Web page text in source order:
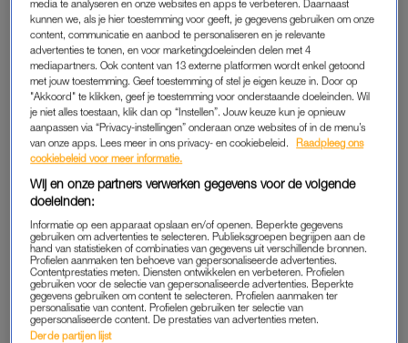
Edward, Anne en Ben om met hun levens die van de een op
de andere dag veranderen?
Vanaf donderdag 25 september te zien op Netflix.
THE MORNING SHOW | APPLE TV+
Pas de privacy manager instellingen aan om dit
Jennifer Aniston en Reese Witherspoon zijn terug met hun
soapy,maar ook scherpe en actuele drama rondom de
fictieve Amerikaanse omroep UBN. In het vierde seizoen keert
media te analyseren en onze websites en apps te verbeteren. Daarnaast
kunnen we, als je hier toestemming voor geeft, je gegevens gebruiken om onze
content, communicatie en aanbod te personaliseren en je relevante
advertenties te tonen, en voor marketingdoeleinden delen met 4
mediapartners. Ook content van 13 externe platformen wordt enkel getoond
met jouw toestemming. Geef toestemming of stel je eigen keuze in. Door op
"Akkoord" te klikken, geef je toestemming voor onderstaande doeleinden. Wil
je niet alles toestaan, klik dan op “Instellen”. Jouw keuze kun je opnieuw
aanpassen via “Privacy-instellingen” onderaan onze websites of in de menu’s
van onze apps. Lees meer in ons privacy- en cookiebeleid.
Raadpleeg ons
cookiebeleid voor meer informatie.
Wij en onze partners verwerken gegevens voor de volgende
doeleinden:
Informatie op een apparaat opslaan en/of openen. Beperkte gegevens
gebruiken om advertenties te selecteren. Publieksgroepen begrijpen aan de
hand van statistieken of combinaties van gegevens uit verschillende bronnen.
Profielen aanmaken ten behoeve van gepersonaliseerde advertenties.
Contentprestaties meten. Diensten ontwikkelen en verbeteren. Profielen
gebruiken voor de selectie van gepersonaliseerde advertenties. Beperkte
gegevens gebruiken om content te selecteren. Profielen aanmaken ter
personalisatie van content. Profielen gebruiken ter selectie van
gepersonaliseerde content. De prestaties van advertenties meten.
Derde partijen lijst